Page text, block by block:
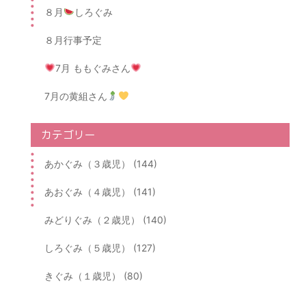
８月 しろぐみ
８月行事予定
7月 ももぐみさん
7月の黄組さん
カテゴリー
あかぐみ（３歳児） (144)
あおぐみ（４歳児） (141)
みどりぐみ（２歳児） (140)
しろぐみ（５歳児） (127)
きぐみ（１歳児） (80)